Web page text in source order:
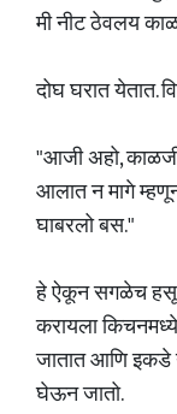
मी नीट ठेवलय
दोघ घरात येतात.
"आजी अहो,
आलात न मागे
घाबरलो बस."
हे ऐकून सगळेच हसू
करायला
जातात आणि इकडे
घेऊन जातो.